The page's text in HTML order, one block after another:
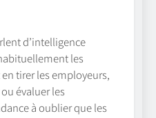
d’intelligence
les
tirer les employeurs,
évaluer les
à oublier que les